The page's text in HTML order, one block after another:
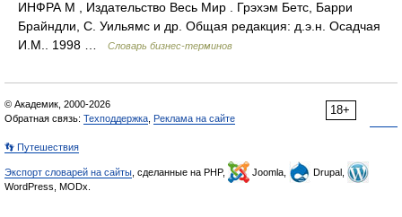
ИНФРА М , Издательство Весь Мир . Грэхэм Бетс, Барри
Брайндли, С. Уильямс и др. Общая редакция: д.э.н. Осадчая
И.М.. 1998 …
Словарь бизнес-терминов
18+
© Академик, 2000-2026
Обратная связь: Техподдержка Реклама на сайте
👣 Путешествия
Экспорт словарей на сайты , сделанные на PHP, Joomla,
Drupal,
WordPress, MODx.